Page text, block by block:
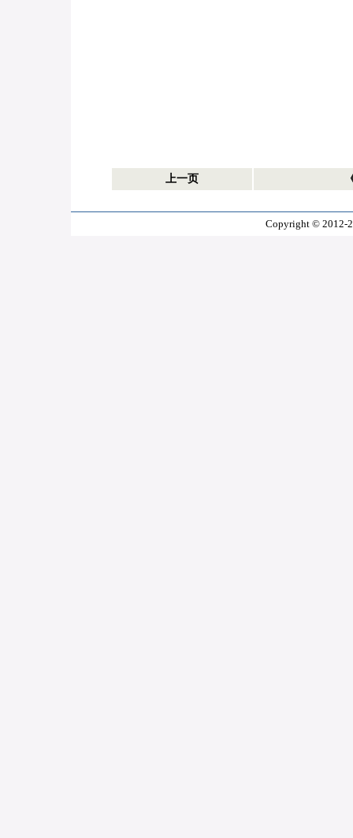
上一页
Copyright © 2012-